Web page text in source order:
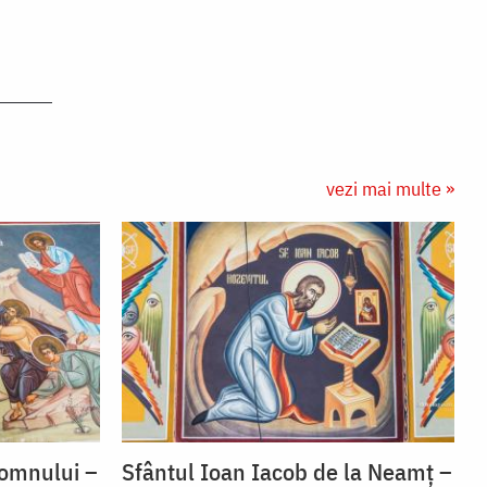
vezi mai multe »
–
Sfântul Ioan Iacob de la Neamț –